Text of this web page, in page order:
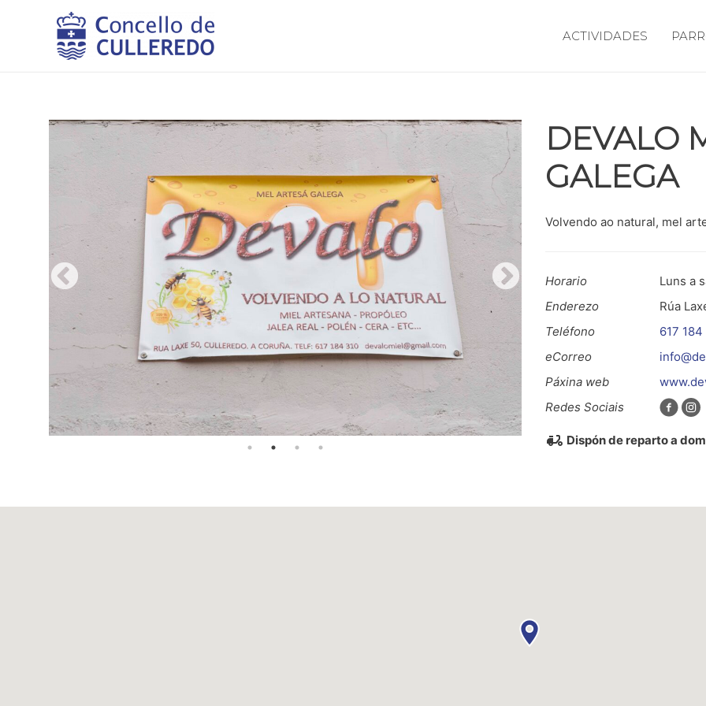
ACTIVIDADES
DEVALO
GALEGA
Volvendo ao natural, mel
Horario
Luns a
Enderezo
Rúa
Teléfono
617
eCorreo
Páxina web
Redes Sociais
Dispón de reparto a